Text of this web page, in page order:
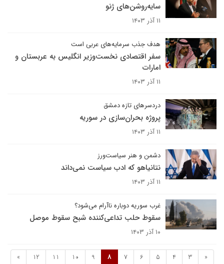
سایه‌روشن‌های ژنو
۱۱ آذر ۱۴۰۳
هدف جذب سرمایه‌های عربی است
سفر اقتصادی نخست‌وزیر انگلیس به عربستان و
امارات
۱۱ آذر ۱۴۰۳
دردسرهای تازه دمشق
پروژه بحران‌سازی در سوریه
۱۱ آذر ۱۴۰۳
دشمن و هنر سیاست‌ورز
نتانیاهو که ادب سیاست نمی‌داند
۱۱ آذر ۱۴۰۳
غرب سوریه دوباره ناآرام می‌شود؟
سقوط حلب تداعی‌کننده شبح سقوط موصل
۱۰ آذر ۱۴۰۳
«
3
4
5
6
7
8
9
10
11
12
»